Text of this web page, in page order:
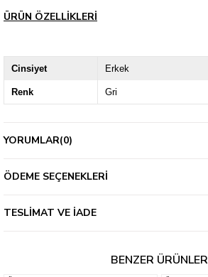
ÜRÜN ÖZELLIKLERI
Cinsiyet Erkek
Renk Gri
YORUMLAR(0)
ÖDEME SEÇENEKLERI
TESLIMAT VE İADE
BENZER ÜRÜNLER